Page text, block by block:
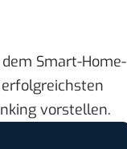
Smart-Home-
vorstellen.